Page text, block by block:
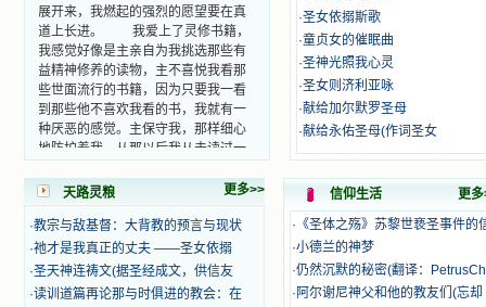
展开来，我燃起的强烈的愿望要在真
道上长进。 我爱上了灵修书籍，
我感觉好像是主亲自为我挑选那些有
益精神修养的读物，主不喜悦我看那
些世面流行的书籍，因为只要我一看
到那些他不喜欢我看的书，我就有一
种厌恶的感觉。主保守我，那样细心
地防护着我，从那以后我从未读过一
本不良的书籍。 善良的书使人向
善，这些圣人的作品，渐渐地印在了
我的脑子里。读这些圣书时，我思潮
汹涌起伏，欣喜不能自已。书中谈到
这些圣人们如何在与主的交往中得到
庭。啊，在这世上曾住过那么多热心
的圣人，为了传播福音，他们告别亲
·圣女依搦斯歌
·童贞女的催眠曲
·圣神光照我心灵
·圣女则济利亚咏
·献给加尔默罗圣母
·献给永佑圣母(作词圣女
天路灵粮 更多>>
·教宗与敌基督：大背教的预言与现状
·祂才是我真正的丈夫 ——圣女依搦
·圣天神连祷文(据圣经成文，供信友
·读训道篇再论那与时俱进的教会：在
信仰生活
更
· 《圣体之殇》苏黎世亵圣事件的
·小德兰的神梦
·仍然沉默的秘密(翻译：
· 阿尔谢尼神父和他的教友们(忘却